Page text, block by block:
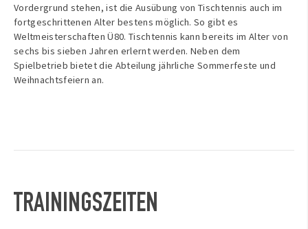
Vordergrund stehen, ist die Ausübung von Tischtennis auch im
fortgeschrittenen Alter bestens möglich. So gibt es
Weltmeisterschaften Ü80. Tischtennis kann bereits im Alter von
sechs bis sieben Jahren erlernt werden. Neben dem
Spielbetrieb bietet die Abteilung jährliche Sommerfeste und
Weihnachtsfeiern an.
TRAININGSZEITEN